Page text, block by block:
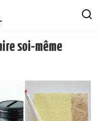
soi-même